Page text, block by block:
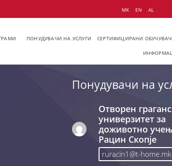
МК EN AL
ПОНУДУВАЧИ НА УСЛУГИ СЕРТИФИЦИРАНИ
Понудувачи на
Отворен
универзитет за
доживотно
Рацин Скопје
ruracin1@t-home.mk